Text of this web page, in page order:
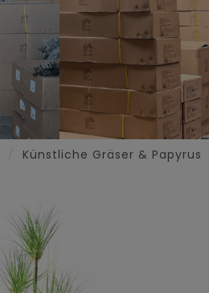
Künstliche Gräser & Papyrus